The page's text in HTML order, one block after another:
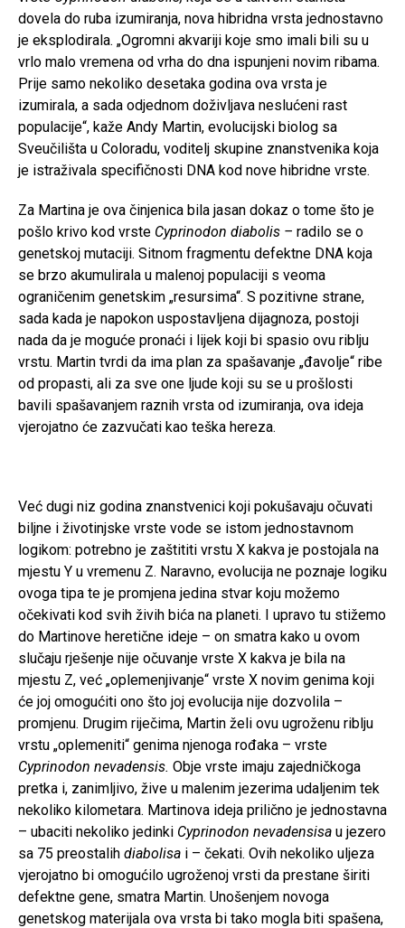
dovela do ruba izumiranja, nova hibridna vrsta jednostavno
je eksplodirala. „Ogromni akvariji koje smo imali bili su u
vrlo malo vremena od vrha do dna ispunjeni novim ribama.
Prije samo nekoliko desetaka godina ova vrsta je
izumirala, a sada odjednom doživljava neslućeni rast
populacije“, kaže Andy Martin, evolucijski biolog sa
Sveučilišta u Coloradu, voditelj skupine znanstvenika koja
je istraživala specifičnosti DNA kod nove hibridne vrste.
Za Martina je ova činjenica bila jasan dokaz o tome što je
pošlo krivo kod vrste Cyprinodon diabolis – radilo se o
genetskoj mutaciji. Sitnom fragmentu defektne DNA koja
se brzo akumulirala u malenoj populaciji s veoma
ograničenim genetskim „resursima“. S pozitivne strane,
sada kada je napokon uspostavljena dijagnoza, postoji
nada da je moguće pronaći i lijek koji bi spasio ovu riblju
vrstu. Martin tvrdi da ima plan za spašavanje „đavolje“ ribe
od propasti, ali za sve one ljude koji su se u prošlosti
bavili spašavanjem raznih vrsta od izumiranja, ova ideja
vjerojatno će zazvučati kao teška hereza.
Već dugi niz godina znanstvenici koji pokušavaju očuvati
biljne i životinjske vrste vode se istom jednostavnom
logikom: potrebno je zaštititi vrstu X kakva je postojala na
mjestu Y u vremenu Z. Naravno, evolucija ne poznaje logiku
ovoga tipa te je promjena jedina stvar koju možemo
očekivati kod svih živih bića na planeti. I upravo tu stižemo
do Martinove heretične ideje – on smatra kako u ovom
slučaju rješenje nije očuvanje vrste X kakva je bila na
mjestu Z, već „oplemenjivanje“ vrste X novim genima koji
će joj omogućiti ono što joj evolucija nije dozvolila –
promjenu. Drugim riječima, Martin želi ovu ugroženu riblju
vrstu „oplemeniti“ genima njenoga rođaka – vrste
Cyprinodon nevadensis. Obje vrste imaju zajedničkoga
pretka i, zanimljivo, žive u malenim jezerima udaljenim tek
nekoliko kilometara. Martinova ideja prilično je jednostavna
– ubaciti nekoliko jedinki Cyprinodon nevadensisa u jezero
sa 75 preostalih diabolisa i – čekati. Ovih nekoliko uljeza
vjerojatno bi omogućilo ugroženoj vrsti da prestane širiti
defektne gene, smatra Martin. Unošenjem novoga
genetskog materijala ova vrsta bi tako mogla biti spašena,